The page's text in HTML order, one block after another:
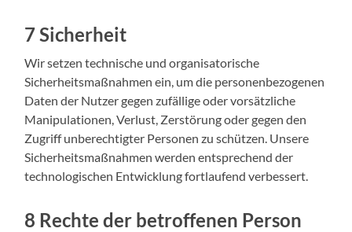
7 Sicherheit
Wir setzen technische und organisatorische
Sicherheitsmaßnahmen ein, um die personenbezogenen
Daten der Nutzer gegen zufällige oder vorsätzliche
Manipulationen, Verlust, Zerstörung oder gegen den
Zugriff unberechtigter Personen zu schützen. Unsere
Sicherheitsmaßnahmen werden entsprechend der
technologischen Entwicklung fortlaufend verbessert.
8 Rechte der betroffenen Person